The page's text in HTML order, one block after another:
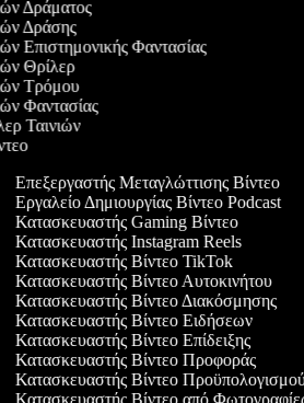
Δράματος
Δράσης
Επιστημονικής Φαντασίας
Θρίλερ
Τρόμου
Φαντασίας
Ταινιών
Επεξεργαστής Μεταγλώττισης Βίντεο
Εργαλείο Δημιουργίας Βίντεο Podcast
Κατασκευαστής Gaming Βίντεο
Κατασκευαστής Instagram Reels
Κατασκευαστής Βίντεο TikTok
Κατασκευαστής Βίντεο Αυτοκινήτου
Κατασκευαστής Βίντεο Διακόσμησης
Κατασκευαστής Βίντεο Ειδήσεων
Κατασκευαστής Βίντεο Επίδειξης
Κατασκευαστής Βίντεο Προφοράς
Κατασκευαστής Βίντεο Προϋπολογισμού
Κατασκευαστής Βίντεο από Φωτογραφίες